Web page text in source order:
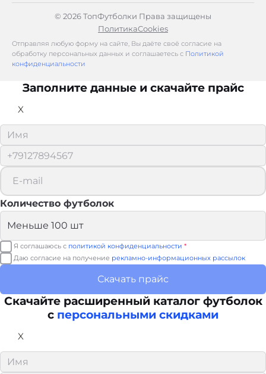
© 2026 ТопФутболки Права защищены
ПолитикаCookies
Отправляя любую форму на сайте, Вы даёте своё согласие на
обработку персональных данных и соглашаетесь с Политикой
конфиденциальности
Заполните данные и скачайте прайс
X
Количество футболок
Я соглашаюсь с политикой конфиденциальности *
Даю согласие на получение рекламно-информационных рассылок
Скачать прайс
Скачайте расширенный каталог футболок
с персональными скидками
X